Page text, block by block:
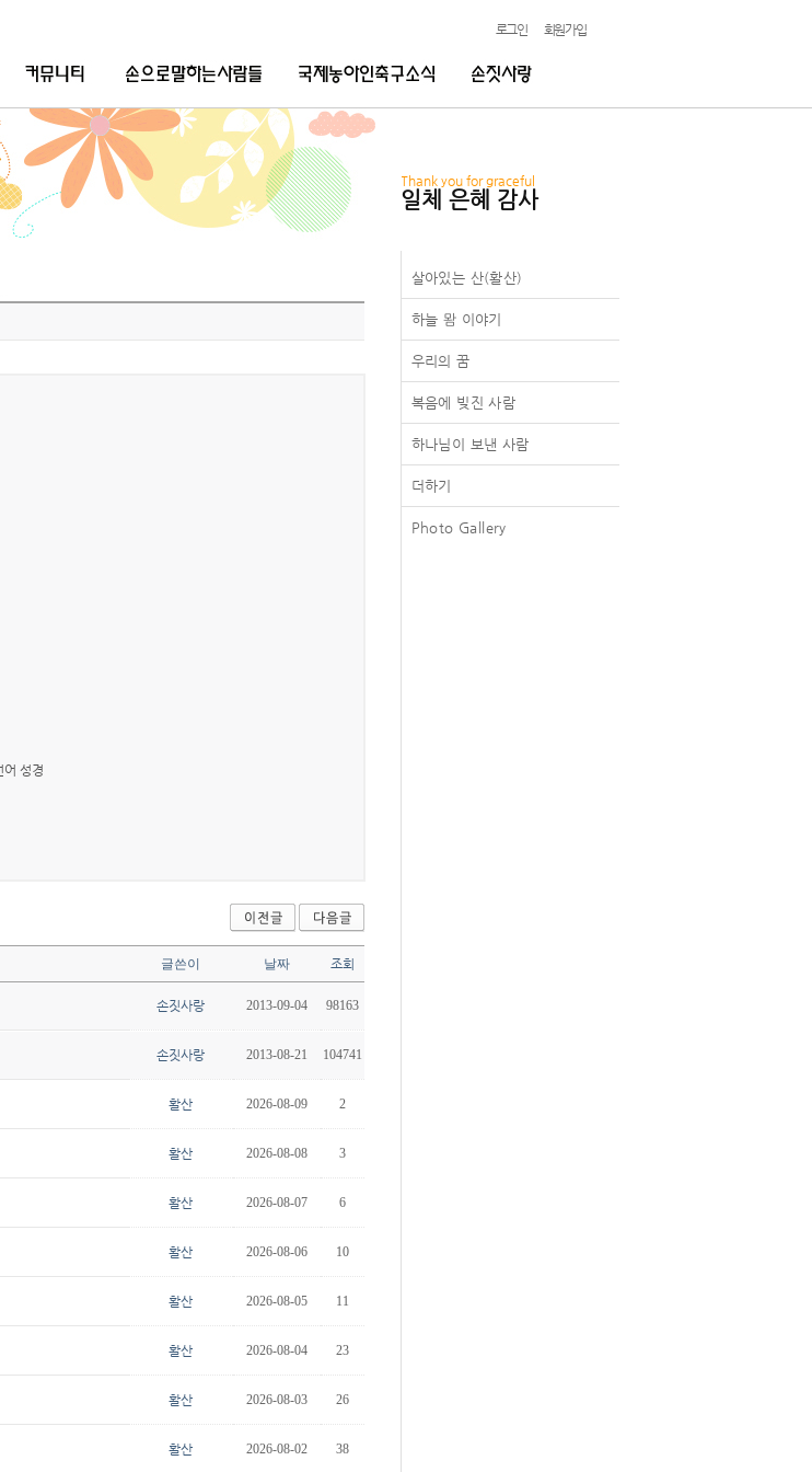
로그인 회원가입
Thank you for graceful
일체 은혜 감사
살아있는 산(활산)
하늘 뫔 이야기
우리의 꿈
복음에 빚진 사람
하나님이 보낸 사람
더하기
Photo Gallery
어 성경
글쓴이 날짜 조회
손짓사랑 2013-09-04 98163
손짓사랑 2013-08-21 104741
활산 2026-08-09 2
활산 2026-08-08 3
활산 2026-08-07 6
활산 2026-08-06 10
활산 2026-08-05 11
활산 2026-08-04 23
활산 2026-08-03 26
활산 2026-08-02 38